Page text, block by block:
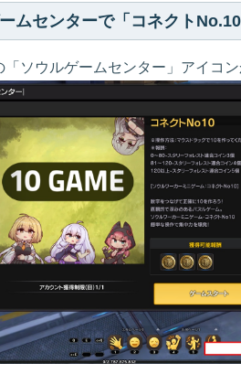
ムセンターで「コネクト
ソウルゲームセンター」アイコ